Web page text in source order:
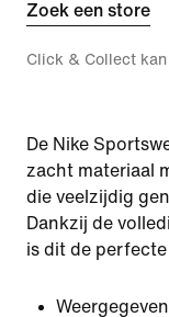
Zoek een store
Click & Collect
De Nike
zacht materiaal
die veelzijdig
Dankzij de
is dit de